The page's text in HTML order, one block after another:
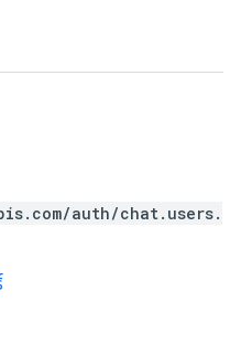
auth/chat.users.